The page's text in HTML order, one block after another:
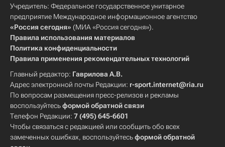
Учредитель: Федеральное государственное унитарное
предприятие Международное информационное агентство
«Россия сегодня» (МИА «Россия сегодня»).
Правила использования материалов
Политика конфиденциальности
Правила применения рекомендательных технологий
Главный редактор: Гаврилова А.В.
Адрес электронной почты Редакции: r-sport.internet@ria.ru
По вопросам размещения пресс-релизов и рекламы
воспользуйтесьформой обратной связи
Телефон Редакции: 7 (495) 645-6601
Чтобы связаться с редакцией или сообщить обо всех
замеченных ошибках, воспользуйтесьформой обратной